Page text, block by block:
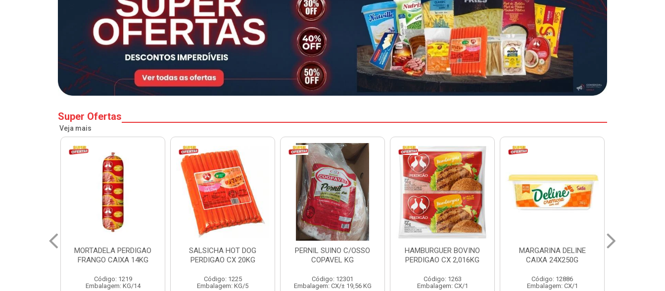
Super Ofertas
Veja mais
SALSICHA HOT DOG
PERDIGAO CX 20KG
Código: 1225
Embalagem: KG/5
PERNIL SUINO C/OSSO
COPAVEL KG
Código: 12301
Embalagem: CX/± 19,56 KG
HAMBURGUER BOVINO
PERDIGAO CX 2,016KG
Código: 1263
Embalagem: CX/1
MARGARINA DELINE
CAIXA 24X250G
Código: 12886
Embalagem: CX/1
MARGARINA DELINE
CAIXA 12X500G
Código: 12887
Embalagem: CX/1